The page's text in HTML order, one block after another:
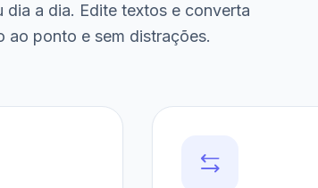
dia a dia. Edite textos e converta
ao ponto e sem distrações.